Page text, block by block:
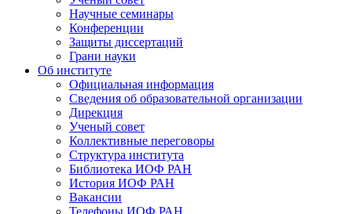
Научные семинары
Конференции
Защиты диссертаций
Грани науки
Об институте
Официальная информация
Сведения об образовательной организации
Дирекция
Ученый совет
Коллективные переговоры
Структура института
Библиотека ИОФ РАН
История ИОФ РАН
Вакансии
Телефоны ИОФ РАН